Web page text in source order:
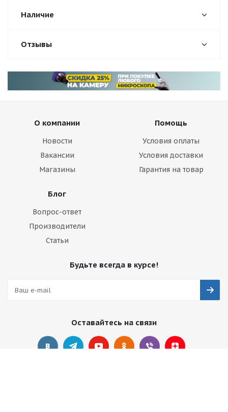
Наличие
Отзывы
О компании
Новости
Вакансии
Магазины
Помощь
Условия оплаты
Условия доставки
Гарантия на товар
Блог
Вопрос-ответ
Производители
Статьи
Будьте всегда в курсе!
Оставайтесь на связи